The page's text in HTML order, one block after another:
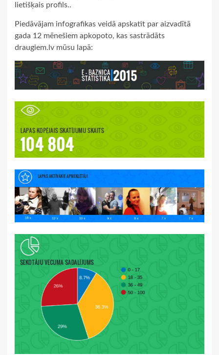
lietišķais profils..
Piedāvājam infografikas veidā apskatīt par aizvadītā
gada 12 mēnešiem apkopoto, kas sastrādāts
draugiem.lv mūsu lapā: